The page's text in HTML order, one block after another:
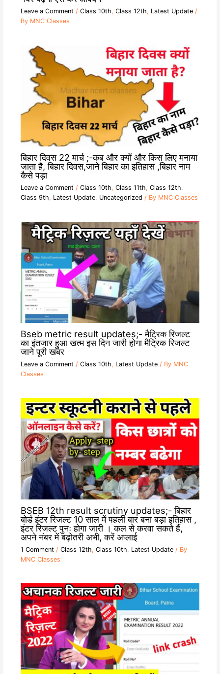
Leave a Comment / Class 10th, Class 12th, Latest Update/
By MNC Classes
बिहार दिवस 22 मार्च ;-कब और क्यों और किस लिए मनाया
जाता है, बिहार दिवस,जाने बिहार का इतिहास ,बिहार नाम
कैसे पड़ा
Leave a Comment / Class 10th, Class 11th, Class 12th,
Class 9th, Latest Update, Uncategorized / By MNC Classes
Bseb metric result updates;- मैट्रिक रिजल्ट
का इंतजार हुआ खत्म इस दिन जारी होगा मैट्रिक रिजल्ट
जाने पूरी खबर
Leave a Comment / Class 10th, Latest Update/ By MNC
Classes
BSEB 12th result scrutiny updates;- बिहार
बोर्ड इंटर रिजल्ट 10 साल में पहली बार बना बड़ा इतिहास ,
इंटर रिजल्ट पुनः होगा जारी । कल से करवा सकते हैं,
अपने नंबर में बढ़ोतरी अभी, करें अप्लाई
1 Comment / Class 12th, Class 10th, Latest Update/ By
MNC Classes